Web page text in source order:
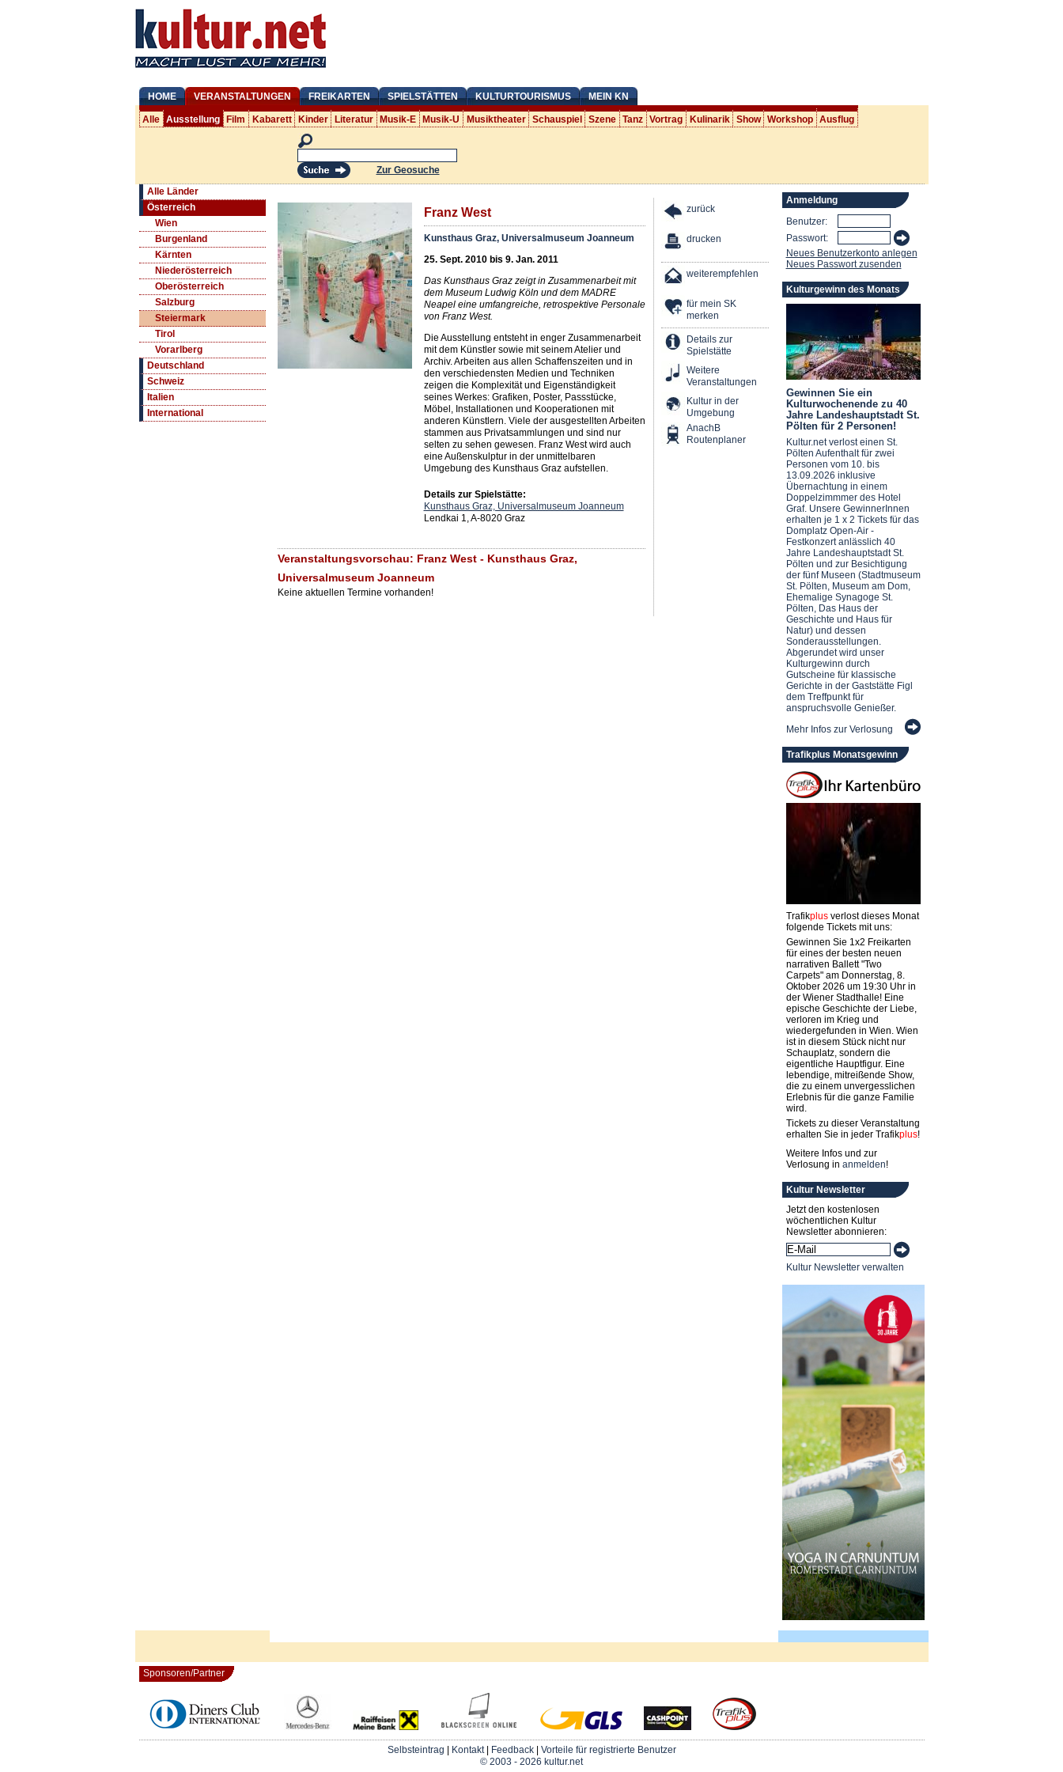
HOME VERANSTALTUNGEN FREIKARTEN SPIELSTÄTTEN KULTURTOURISMUS MEIN KN
Alle Ausstellung Film Kabarett Kinder Literatur Musik-E Musik-U Musiktheater Schauspiel Szene Tanz Vortrag Kulinarik Show Workshop Ausflug
Zur Geosuche
Alle Länder
Österreich
Wien
Burgenland
Kärnten
Niederösterreich
Oberösterreich
Salzburg
Steiermark
Tirol
Vorarlberg
Deutschland
Schweiz
Italien
International
Franz West
Kunsthaus Graz, Universalmuseum Joanneum
25. Sept. 2010 bis 9. Jan. 2011
Das Kunsthaus Graz zeigt in Zusammenarbeit mit
dem Museum Ludwig Köln und dem MADRE
Neapel eine umfangreiche, retrospektive Personale
von Franz West.
Die Ausstellung entsteht in enger Zusammenarbeit
mit dem Künstler sowie mit seinem Atelier und
Archiv. Arbeiten aus allen Schaffenszeiten und in
den verschiedensten Medien und Techniken
zeigen die Komplexität und Eigenständigkeit
seines Werkes: Grafiken, Poster, Passstücke,
Möbel, Installationen und Kooperationen mit
anderen Künstlern. Viele der ausgestellten Arbeiten
stammen aus Privatsammlungen und sind nur
selten zu sehen gewesen. Franz West wird auch
eine Außenskulptur in der unmittelbaren
Umgebung des Kunsthaus Graz aufstellen.
Details zur Spielstätte:
Kunsthaus Graz, Universalmuseum Joanneum
Lendkai 1, A-8020 Graz
Veranstaltungsvorschau: Franz West - Kunsthaus Graz,
Universalmuseum Joanneum
Keine aktuellen Termine vorhanden!
zurück
drucken
weiterempfehlen
für mein SK
merken
Details zur
Spielstätte
Weitere
Veranstaltungen
Kultur in der
Umgebung
AnachB
Routenplaner
Anmeldung
Benutzer:
Passwort:
Neues Benutzerkonto anlegen
Neues Passwort zusenden
Kulturgewinn des Monats
Gewinnen Sie ein
Kulturwochenende zu 40
Jahre Landeshauptstadt St.
Pölten für 2 Personen!
Kultur.net verlost einen St.
Pölten Aufenthalt für zwei
Personen vom 10. bis
13.09.2026 inklusive
Übernachtung in einem
Doppelzimmmer des Hotel
Graf. Unsere GewinnerInnen
erhalten je 1 x 2 Tickets für das
Domplatz Open-Air -
Festkonzert anlässlich 40
Jahre Landeshauptstadt St.
Pölten und zur Besichtigung
der fünf Museen (Stadtmuseum
St. Pölten, Museum am Dom,
Ehemalige Synagoge St.
Pölten, Das Haus der
Geschichte und Haus für
Natur) und dessen
Sonderausstellungen.
Abgerundet wird unser
Kulturgewinn durch
Gutscheine für klassische
Gerichte in der Gaststätte Figl
dem Treffpunkt für
anspruchsvolle Genießer.
Mehr Infos zur Verlosung
Trafikplus Monatsgewinn
Trafikplusverlost dieses Monat
folgende Tickets mit uns:
Gewinnen Sie 1x2 Freikarten
für eines der besten neuen
narrativen Ballett "Two
Carpets" am Donnerstag, 8.
Oktober 2026 um 19:30 Uhr in
der Wiener Stadthalle! Eine
epische Geschichte der Liebe,
verloren im Krieg und
wiedergefunden in Wien. Wien
ist in diesem Stück nicht nur
Schauplatz, sondern die
eigentliche Hauptfigur. Eine
lebendige, mitreißende Show,
die zu einem unvergesslichen
Erlebnis für die ganze Familie
wird.
Tickets zu dieser Veranstaltung
erhalten Sie in jeder Trafikplus!
Weitere Infos und zur
Verlosung in anmelden!
Kultur Newsletter
Jetzt den kostenlosen
wöchentlichen Kultur
Newsletter abonnieren:
Kultur Newsletter verwalten
Sponsoren/Partner
Selbsteintrag Kontakt| Feedback| Vorteile für registrierte Benutzer
© 2003 - 2026 kultur.net